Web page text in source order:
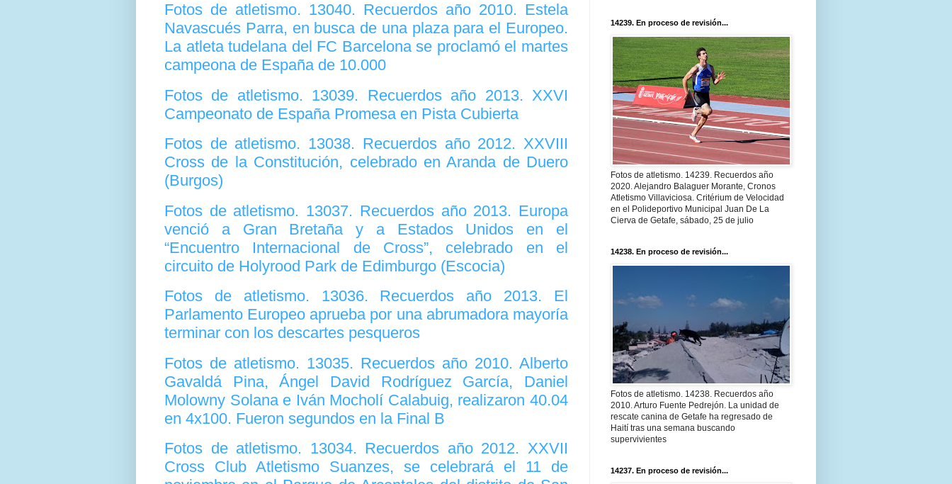
Fotos de atletismo. 13040. Recuerdos año 2010. Estela
Navascués Parra, en busca de una plaza para el Europeo.
La atleta tudelana del FC Barcelona se proclamó el martes
campeona de España de 10.000
Fotos de atletismo. 13039. Recuerdos año 2013. XXVI
Campeonato de España Promesa en Pista Cubierta
Fotos de atletismo. 13038. Recuerdos año 2012. XXVIII
Cross de la Constitución, celebrado en Aranda de Duero
(Burgos)
Fotos de atletismo. 13037. Recuerdos año 2013. Europa
venció a Gran Bretaña y a Estados Unidos en el
“Encuentro Internacional de Cross”, celebrado en el
circuito de Holyrood Park de Edimburgo (Escocia)
Fotos de atletismo. 13036. Recuerdos año 2013. El
Parlamento Europeo aprueba por una abrumadora mayoría
terminar con los descartes pesqueros
Fotos de atletismo. 13035. Recuerdos año 2010. Alberto
Gavaldá Pina, Ángel David Rodríguez García, Daniel
Molowny Solana e Iván Mocholí Calabuig, realizaron 40.04
en 4x100. Fueron segundos en la Final B
Fotos de atletismo. 13034. Recuerdos año 2012. XXVII
Cross Club Atletismo Suanzes, se celebrará el 11 de
14239. En proceso de revisión...
Fotos de atletismo. 14239. Recuerdos año
2020. Alejandro Balaguer Morante, Cronos
Atletismo Villaviciosa. Critérium de Velocidad
en el Polideportivo Municipal Juan De La
Cierva de Getafe, sábado, 25 de julio
14238. En proceso de revisión...
Fotos de atletismo. 14238. Recuerdos año
2010. Arturo Fuente Pedrejón. La unidad de
rescate canina de Getafe ha regresado de
Haití tras una semana buscando
supervivientes
14237. En proceso de revisión...